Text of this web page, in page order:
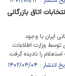
اتاق بازرگانی
ایران با وجود
وزارت اطلاعات،
را نادیده گرفت.